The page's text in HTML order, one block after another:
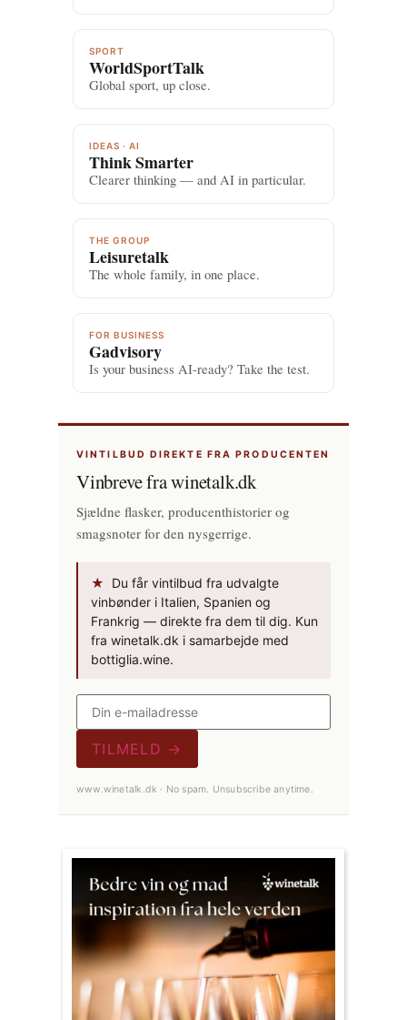
SPORT
WorldSportTalk
Global sport, up close.
IDEAS · AI
Think Smarter
Clearer thinking — and AI in particular.
THE GROUP
Leisuretalk
The whole family, in one place.
FOR BUSINESS
Gadvisory
Is your business AI-ready? Take the test.
VINTILBUD DIREKTE FRA PRODUCENTEN
Vinbreve fra winetalk.dk
Sjældne flasker, producenthistorier og
smagsnoter for den nysgerrige.
★
Du får vintilbud fra udvalgte
vinbønder i Italien, Spanien og
Frankrig — direkte fra dem til dig. Kun
fra winetalk.dk i samarbejde med
bottiglia.wine.
TILMELD →
www.winetalk.dk · No spam. Unsubscribe anytime.